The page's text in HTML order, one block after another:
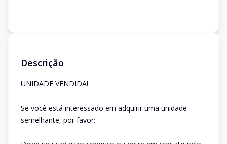
Descrição
UNIDADE VENDIDA!
Se você está interessado em adquirir uma unidade
semelhante, por favor: